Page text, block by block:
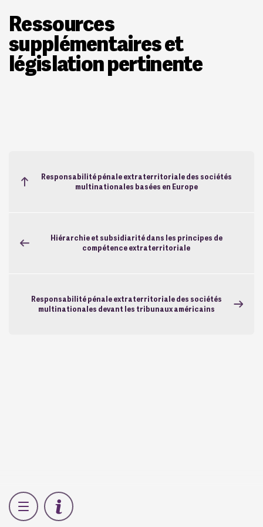
Ressources
supplémentaires et
législation pertinente
Responsabilité pénale extraterritoriale des sociétés
multinationales basées en Europe
Hiérarchie et subsidiarité dans les principes de
compétence extraterritoriale
Responsabilité pénale extraterritoriale des sociétés
multinationales devant les tribunaux américains